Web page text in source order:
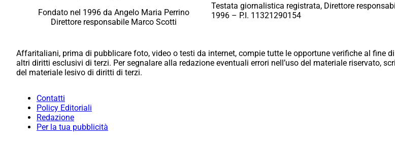
Fondato nel 1996 da Angelo Maria Perrino
Direttore responsabile Marco Scotti
Testata giornalistica registrata, Direttore
1996 – P.I. 11321290154
Affaritaliani, prima di pubblicare foto, video o testi da internet, compie tutte le opportune verifiche al fine
altri diritti esclusivi di terzi. Per segnalare alla redazione eventuali errori nell’uso del materiale riservato,
del materiale lesivo di diritti di terzi.
Contatti
Policy Editoriali
Redazione
Per la tua pubblicità